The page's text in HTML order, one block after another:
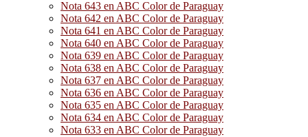
Nota 643 en ABC Color de Paraguay
Nota 642 en ABC Color de Paraguay
Nota 641 en ABC Color de Paraguay
Nota 640 en ABC Color de Paraguay
Nota 639 en ABC Color de Paraguay
Nota 638 en ABC Color de Paraguay
Nota 637 en ABC Color de Paraguay
Nota 636 en ABC Color de Paraguay
Nota 635 en ABC Color de Paraguay
Nota 634 en ABC Color de Paraguay
Nota 633 en ABC Color de Paraguay